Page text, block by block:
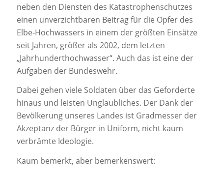
neben den Diensten des Katastrophenschutzes
einen unverzichtbaren Beitrag für die Opfer des
Elbe-Hochwassers in einem der größten Einsätze
seit Jahren, größer als 2002, dem letzten
„Jahrhunderthochwasser“. Auch das ist eine der
Aufgaben der Bundeswehr.
Dabei gehen viele Soldaten über das Geforderte
hinaus und leisten Unglaubliches. Der Dank der
Bevölkerung unseres Landes ist Gradmesser der
Akzeptanz der Bürger in Uniform, nicht kaum
verbrämte Ideologie.
Kaum bemerkt, aber bemerkenswert: